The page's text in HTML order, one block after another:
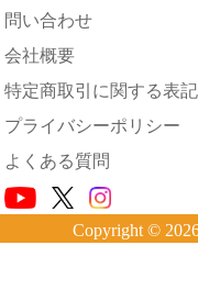
問い合わせ
会社概要
特定商取引に関する表記
プライバシーポリシー
よくある質問
Copyright ©